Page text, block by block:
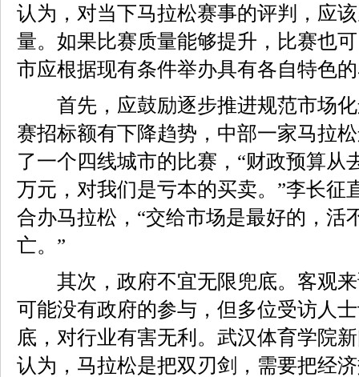
认为，对当下马拉松赛事的评判，应
量。如果比赛质量能够提升，比赛也
市应根据现有条件举办具有各自特色
首先，应鼓励逐步推进规范市场化
赛招标额有下降趋势，中部一家马拉
了一个四线城市的比赛，“财政预算从
万元，对我们是亏本的买卖。”李长征
合办马拉松，“交给市场是最好的，活
亡。”
其次，政府不宜无限兜底。客观来
可能没有政府的参与，但多位受访人
底，对行业有害无利。武汉体育学院
认为，马拉松是把双刃剑，需要把经